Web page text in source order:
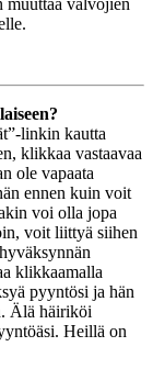
muuttaa valvojien
linkin kautta
klikkaa vastaavaa
ole vapaata
ennen kuin voit
voi olla jopa
voit liittyä siihen
klikkaamalla
pyyntösi ja hän
Älä häiriköi
Heillä on